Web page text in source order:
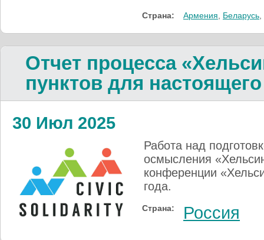
Страна: Армения Беларусь
Отчет процесса
пунктов для
30 Июл 2025
Работа над
осмысления
конференции
года.
Страна: Россия